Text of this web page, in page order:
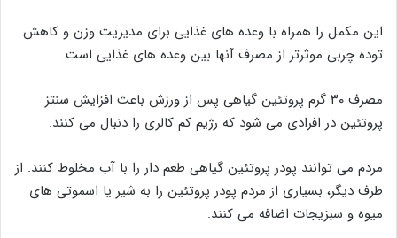
این مکمل را همراه با وعده های غذایی برای مدیریت وزن و کاهش
توده چربی موثرتر از مصرف آنها بین وعده های غذایی است.
مصرف ۳۰ گرم پروتئین گیاهی پس از ورزش باعث افزایش سنتز
پروتئین در افرادی می شود که رژیم کم کالری را دنبال می کنند.
مردم می توانند پودر پروتئین گیاهی طعم دار را با آب مخلوط کنند. از
طرف دیگر، بسیاری از مردم پودر پروتئین را به شیر یا اسموتی های
میوه و سبزیجات اضافه می کنند.